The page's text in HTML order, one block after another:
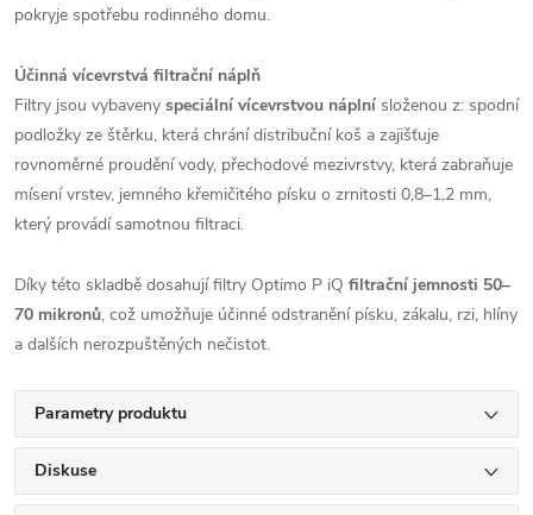
pokryje spotřebu rodinného domu.
Účinná vícevrstvá filtrační náplň
Filtry jsou vybaveny speciální vícevrstvou náplní složenou z: spodní
podložky ze štěrku, která chrání distribuční koš a zajišťuje
rovnoměrné proudění vody, přechodové mezivrstvy, která zabraňuje
mísení vrstev, jemného křemičitého písku o zrnitosti 0,8–1,2 mm,
který provádí samotnou filtraci.
Díky této skladbě dosahují filtry Optimo P iQ filtrační jemnosti 50–
70 mikronů, což umožňuje účinné odstranění písku, zákalu, rzi, hlíny
a dalších nerozpuštěných nečistot.
Parametry produktu
Diskuse